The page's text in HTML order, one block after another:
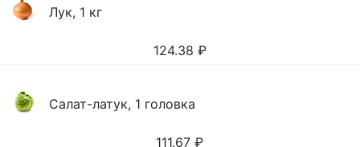
Лук, 1 кг
124.38 ₽
Салат-латук, 1 головка
111.67 ₽